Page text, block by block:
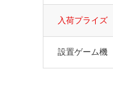
入荷プライズ
設置ゲーム機